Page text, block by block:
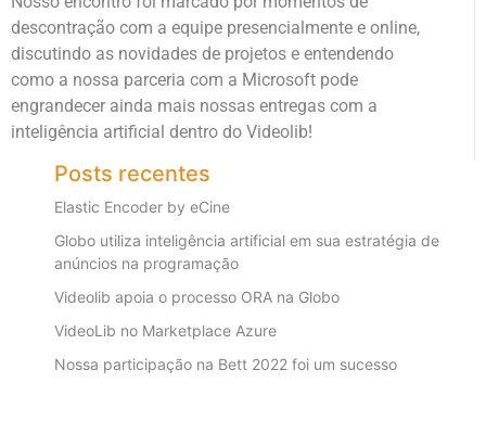
descontração com a equipe presencialmente e online,
discutindo as novidades de projetos e entendendo
como a nossa parceria com a Microsoft pode
engrandecer ainda mais nossas entregas com a
inteligência artificial dentro do Videolib!
Posts recentes
Elastic Encoder by eCine
Globo utiliza inteligência artificial em sua estratégia de
anúncios na programação
Videolib apoia o processo ORA na Globo
VideoLib no Marketplace Azure
Nossa participação na Bett 2022 foi um sucesso